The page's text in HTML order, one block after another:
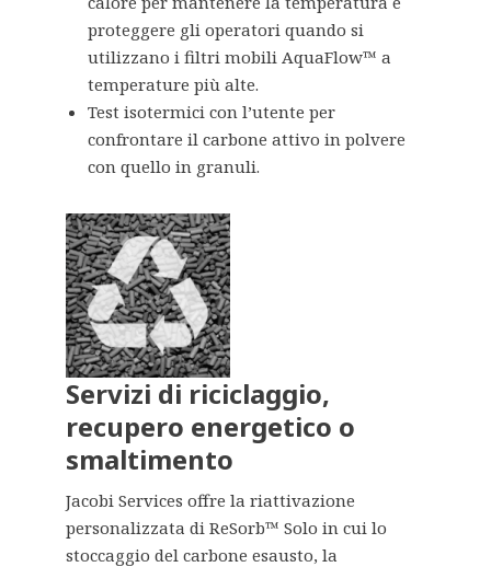
proteggere gli operatori quando si
utilizzano i filtri mobili AquaFlow™ a
temperature più alte.
Test isotermici con l’utente per
confrontare il carbone attivo in polvere
con quello in granuli.
Servizi di riciclaggio,
recupero energetico o
smaltimento
Jacobi Services offre la riattivazione
personalizzata di ReSorb™ Solo in cui lo
stoccaggio del carbone esausto, la